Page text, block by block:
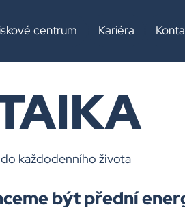
centrum Kariéra
každodenního života
být přední